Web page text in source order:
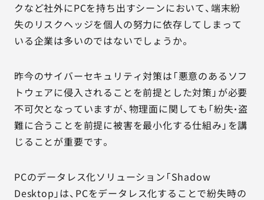
クなど社外にPCを持ち出すシーンにおいて、端末紛
失のリスクヘッジを個人の努力に依存してしまって
いる企業は多いのではないでしょうか。
昨今のサイバーセキュリティ対策は「悪意のあるソフ
トウェアに侵入されることを前提とした対策」が必要
不可欠となっていますが、物理面に関しても「紛失・盗
難に合うことを前提に被害を最小化する仕組み」を講
じることが重要です。
PCのデータレス化ソリューション「Shadow
Desktop」は、PCをデータレス化することで紛失時の